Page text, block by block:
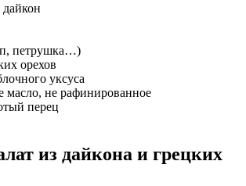
дайкон
петрушка…)
орехов
уксуса
масло, не рафинированное
перец
из дайкона и грецких